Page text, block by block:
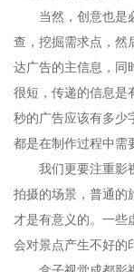
当然，创意也是
查，挖掘需求点，然
达广告的主信息，同
很短，传递的信息是
秒的广告应该有多少
都是在制作过程中需
我们更要注重影
拍摄的场景，普通的
才是有意义的。一些
会对景点产生不好的